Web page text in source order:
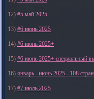
12) #5 май 2025+
13) #6 июнь 2025
14) #6 июнь 2025+
15) #6 июнь 2025+ специальный
16) январь - июнь 2025 - 108
17) #7 июль 2025